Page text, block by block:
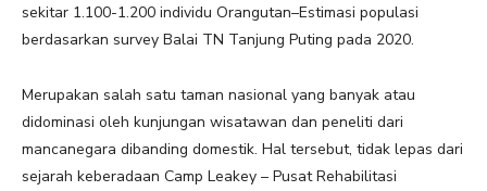
sekitar 1.100-1.200 individu Orangutan–Estimasi populasi
berdasarkan survey Balai TN Tanjung Puting pada 2020.
Merupakan salah satu taman nasional yang banyak atau
didominasi oleh kunjungan wisatawan dan peneliti dari
mancanegara dibanding domestik. Hal tersebut, tidak lepas dari
sejarah keberadaan Camp Leakey – Pusat Rehabilitasi